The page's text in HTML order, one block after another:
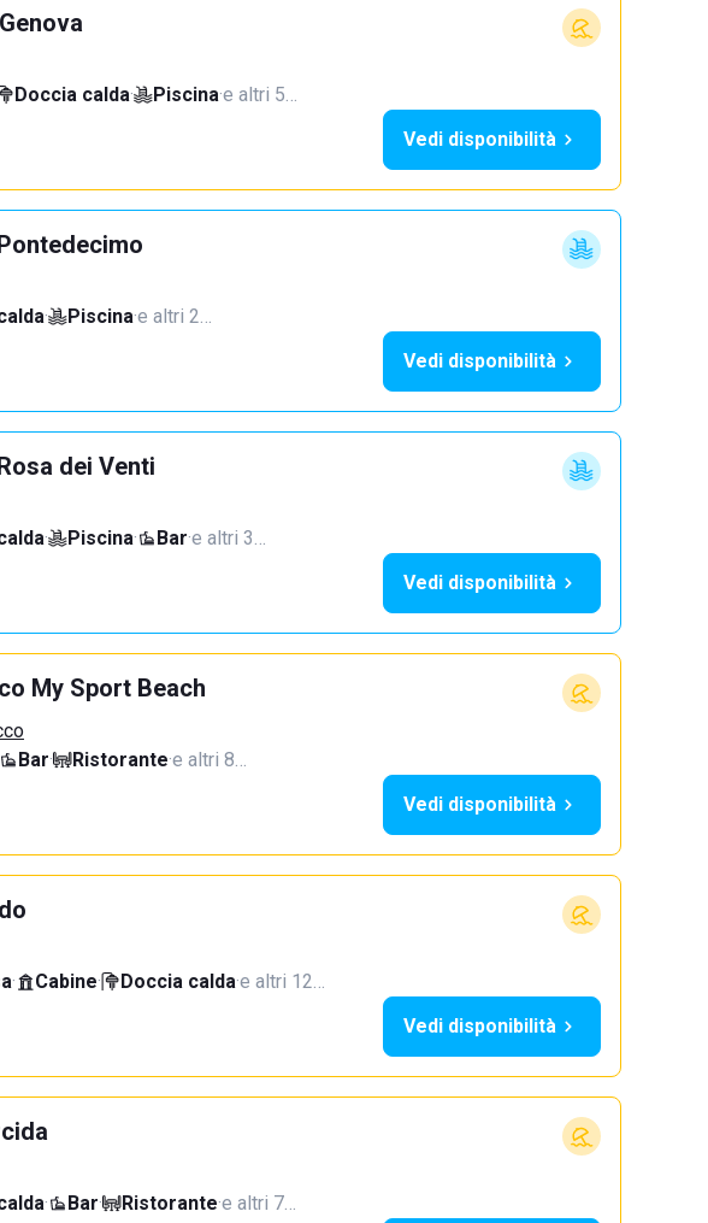
Doccia calda· Piscina·e altri 5…
Vedi disponibilità
· Piscina·e altri 2…
Vedi disponibilità
dei Venti
· Piscina· Bar·e altri 3…
Vedi disponibilità
My Sport Beach
Bar· Ristorante·e altri 8…
Vedi disponibilità
· Cabine· Doccia calda·e altri 12…
Vedi disponibilità
· Bar· Ristorante·e altri 7…